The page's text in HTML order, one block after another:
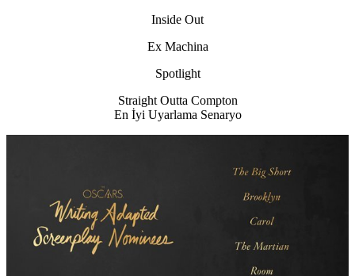
Inside Out
Ex Machina
Spotlight
Straight Outta Compton
En İyi Uyarlama Senaryo